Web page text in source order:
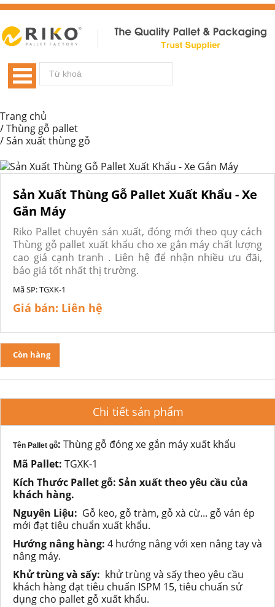
Trang chủ
/Thùng gỗ pallet
/Sản xuất thùng gỗ
Sản Xuất Thùng Gỗ Pallet Xuất Khẩu - Xe
Gắn Máy
Riko Pallet chuyên sản xuất, đóng mới theo quy cách
Thùng gỗ pallet xuất khẩu cho xe gắn máy chất lượng
cao giá cạnh tranh . Liên hệ để nhận nhiều ưu đãi,
báo giá tốt nhất thị trường.
Mã SP:TGXK-1
Giá bán: Liên hệ
Còn hàng
Chi tiết sản phẩm
Tên Pallet gỗ: Thùng gỗ đóng xe gắn máy xuất khẩu
Mã Pallet: TGXK-1
Kích Thước Pallet gỗ: Sản xuất theoyêu cầu của
khách hàng.
Nguyên Liệu: Gỗ keo, gỗ tràm, gỗ xà cừ... gỗ ván ép
mới đạt tiêu chuẩn xuất khẩu.
Hướng nâng hàng: 4 hướng nâng với xen nâng tay và
nâng máy.
Khử trùng và sấy: khử trùng và sấy theo yêu cầu
khách hàng đạt tiêu chuẩn ISPM 15, tiêu chuẩn sử
dụng cho pallet gỗ xuất khẩu.